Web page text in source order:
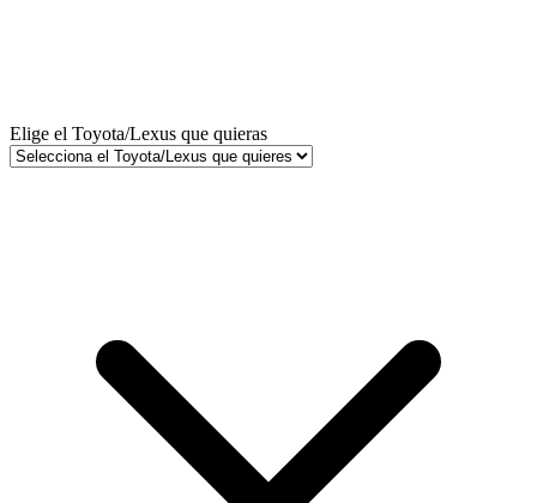
Elige el Toyota/Lexus que quieras